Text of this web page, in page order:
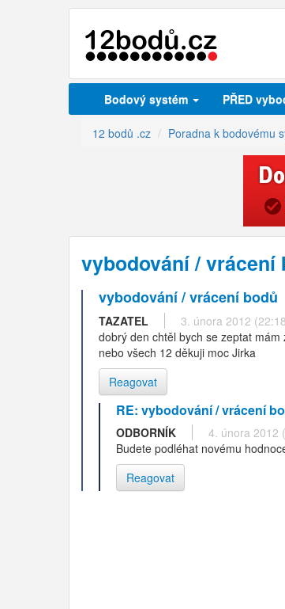
Bodový systém PŘED
12 bodů .cz Poradna k bodovému
vybodování / vrácení
vybodování / vrácení bodů
TAZATEL
3. února 2012
dobrý den chtěl bych se zeptat
nebo všech 12 děkuji moc Jirka
Reagovat
RE: vybodování / vrácení
ODBORNÍK
4. února 2012
Budete podléhat novému
Reagovat